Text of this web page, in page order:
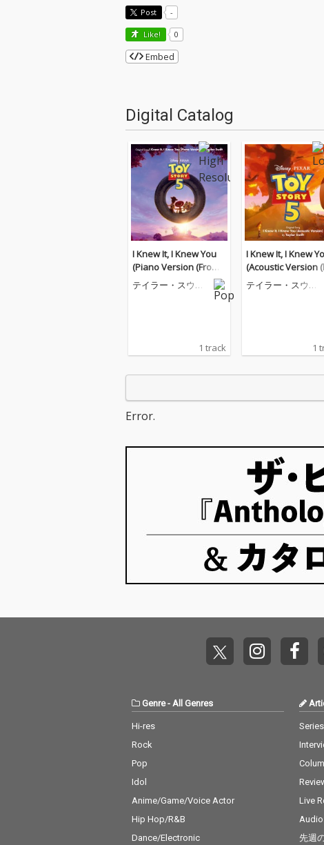
Post -
Like! 0
Embed
Digital Catalog
I Knew It, I Knew You
(Piano Version (From
"Toy Story 5"))
テイラー・スウィ
1 track
I Knew It, I Knew
(Acoustic Version
m "Toy Story 5"))
テイラー・スウィ
1
Error.
Genre- All Genres
Hi-res
Rock
Pop
Idol
Anime/Game/Voice Actor
Hip Hop/R&B
Dance/Electronic
Series
Live
先週